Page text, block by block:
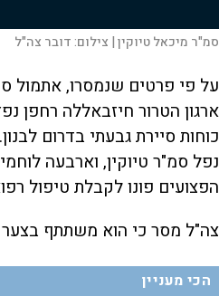
סמ"ר מיכאל טיוקין | צילום:דובר צה"ל
ארגון הטרור חיזבאללה רחפן
כוחות סיירת גבעתי בדרום
נפל סמ"ר טיוקין, וארבעה
הפצועים פונו לקבלת טיפול
צה"ל מסר כי הוא משתתף
הכי מעניין